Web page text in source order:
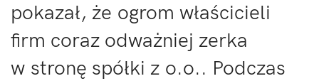
pokazał, że ogrom właścicieli
firm coraz odważniej zerka
w stronę spółki z o.o.. Podczas